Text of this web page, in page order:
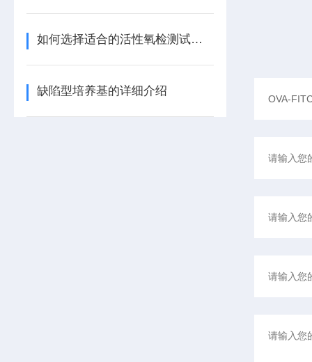
如何选择适合的活性氧检测试剂盒
缺陷型培养基的详细介绍